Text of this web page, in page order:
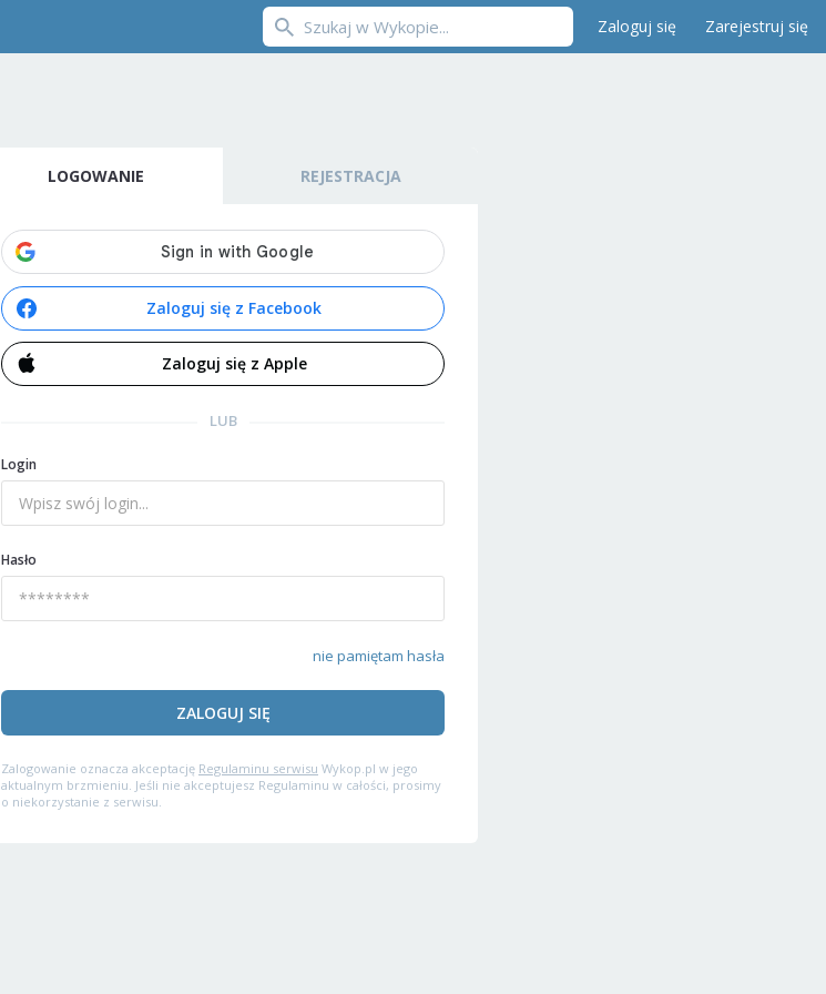
Zaloguj się Zarejestruj się
LOGOWANIE REJESTRACJA
Zaloguj się z Facebook
Zaloguj się z Apple
LUB
Login
Hasło
nie pamiętam hasła
ZALOGUJ SIĘ
Zalogowanie oznacza akceptację Regulaminu serwisu Wykop.pl w jego
aktualnym brzmieniu. Jeśli nie akceptujesz Regulaminu w całości, prosimy
o niekorzystanie z serwisu.